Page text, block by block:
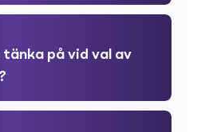
tänka på vid val av